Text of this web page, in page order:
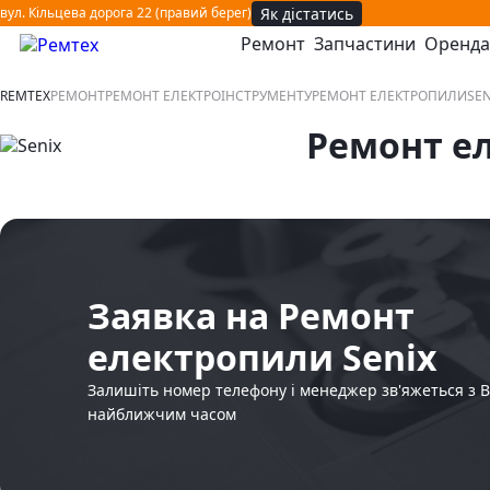
вул. Кільцева дорога 22 (правий берег) Як дістатись
відкрити або закрити навігаційне меню
Ремонт Запчастини Оренда
REMTEXРЕМОНТРЕМОНТ ЕЛЕКТРОІНСТРУМЕНТУРЕМОНТ ЕЛЕКТРОПИЛИ
Ремонт
Заявка на Ремонт
електропили Senix
Залишіть номер телефону і менеджер зв'яжеться з
найближчим часом